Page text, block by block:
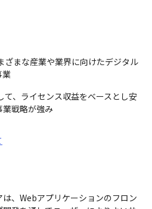
まな産業や業界に向けたデジタル
業
、ライセンス収益をベースとし安
業戦略が強み
、Webアプリケーションのフロン